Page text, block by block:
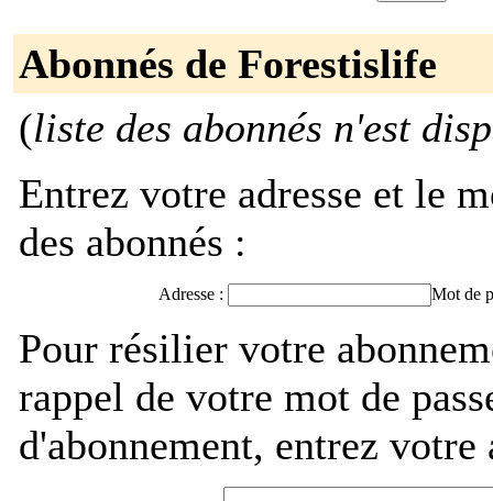
Abonnés de Forestislife
(liste des abonnés n'est
Entrez votre adresse et le
des abonnés :
Adresse : Mot de
Pour résilier votre
rappel de votre mot de
d'abonnement, entrez